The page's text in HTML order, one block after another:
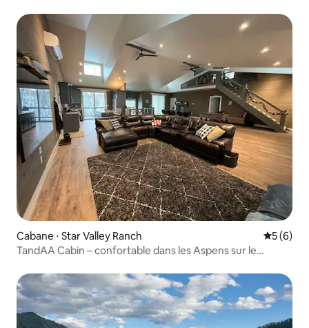
Cabane ⋅ Star Valley Ranch
5 (6)
TandAA Cabin – confortable dans les Aspens sur le